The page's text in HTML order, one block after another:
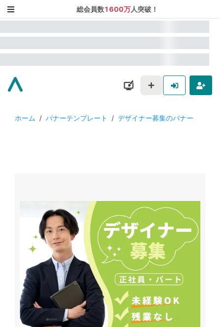
総会員数1600万人突破！
ホーム / バナーテンプレート / デザイナー募集のバナー